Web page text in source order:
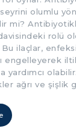
seyrini olumlu
mi?
rolü
ilaçlar,
engelleyerek
yardımcı
ağrı ve şişlik